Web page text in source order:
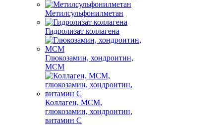
Метилсульфонилметан
Гидролизат коллагена
Глюкозамин, хондроитин,
МСМ
Коллаген, МСМ,
глюкозамин, хондроитин,
витамин С